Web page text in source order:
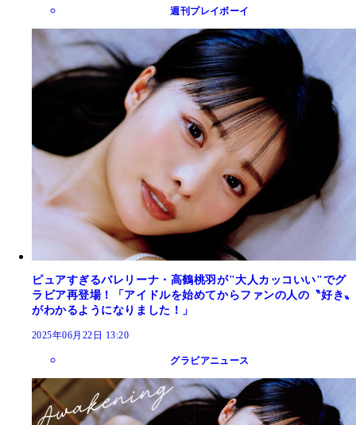
週刊プレイボーイ
ピュアすぎるバレリーナ・高鶴桃羽が"大人カッコいい"でグ
ラビア再登場！「アイドルを始めてからファンの人の〝好き〟
がわかるようになりました！」
2025年06月22日 13:20
グラビアニュース